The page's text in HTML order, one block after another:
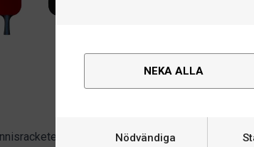
NEKA ALLA
Nödvändiga
för spelare som vill utveckla sina